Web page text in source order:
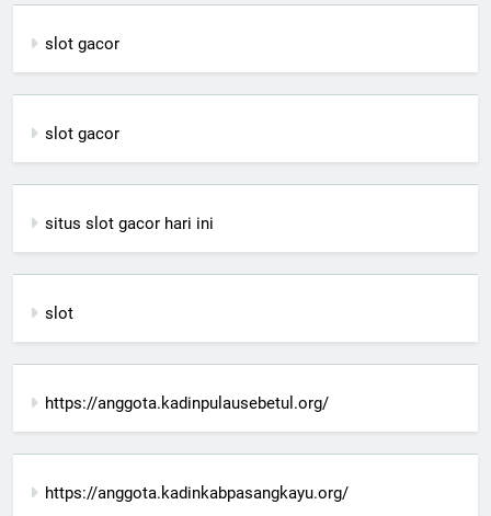
slot gacor
slot gacor
situs slot gacor hari ini
slot
https://anggota.kadinpulausebetul.org/
https://anggota.kadinkabpasangkayu.org/